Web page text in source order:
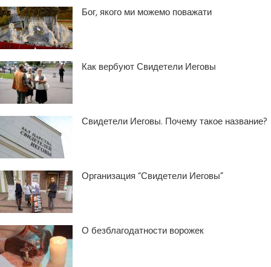
Бог, якого ми можемо поважати
Как вербуют Свидетели Иеговы
Свидетели Иеговы. Почему такое название?
Организация “Свидетели Иеговы”
О безблагодатности ворожек